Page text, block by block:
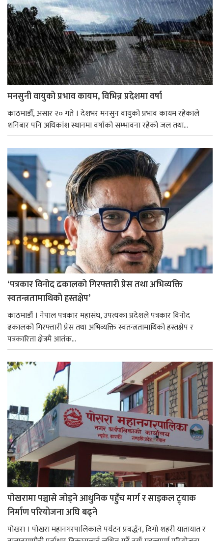
मनसुनी वायुको प्रभाव कायम, विभिन्न प्रदेशमा वर्षा
काठमाडौँ, असार २० गते । देशभर मनसुन वायुको प्रभाव कायम रहेकाले
शनिबार पनि अधिकांश स्थानमा वर्षाको सम्भावना रहेको जल तथा...
‘पत्रकार विनोद ढकालको गिरफ्तारी प्रेस तथा अभिव्यक्ति
स्वतन्त्रतामाथिको हस्तक्षेप’
काठमाडौं । नेपाल पत्रकार महासंघ, उपत्यका प्रदेशले पत्रकार विनोद
ढकालको गिरफ्तारी प्रेस तथा अभिव्यक्ति स्वतन्त्रतामाथिको हस्तक्षेप र
पत्रकारिता क्षेत्रमै आतंक...
पोखरामा पञ्चासे जोड्ने आधुनिक पहुँच मार्ग र साइकल ट्र्याक
निर्माण परियोजना अघि बढ्ने
पोखरा । पोखरा महानगरपालिकाले पर्यटन प्रवर्द्धन, दिगो शहरी यातायात र